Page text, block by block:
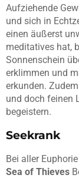
Aufziehende
und sich in
einen äußerst
meditatives hat,
Sonnenschein
erklimmen und
erkunden.
und doch feinen
begeistern.
Seekrank
Bei aller
Sea of Thieves